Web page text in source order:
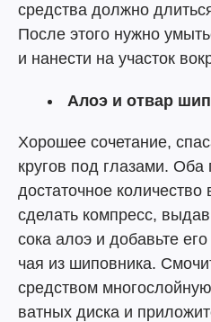
средства должно
После этого нужно
и нанести на участок
Алоэ и отвар
Хорошее сочетание,
кругов под глазами. Оба
достаточное
сделать компресс,
сока алоэ и добавьте
чая из шиповника.
средством
ватных диска и